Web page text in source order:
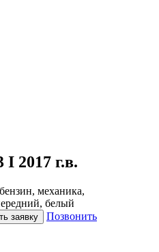
I 2017 г.в.
механика,
белый
заявку
Позвонить